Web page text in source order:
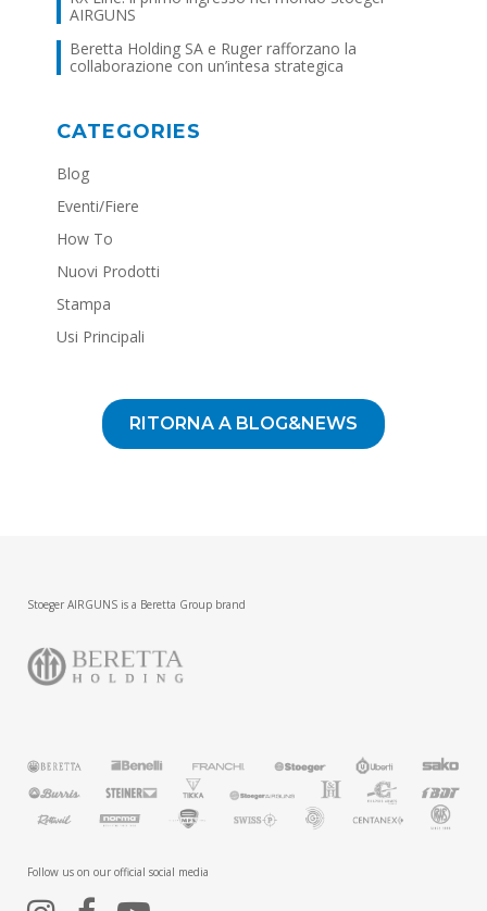
AIRGUNS
Beretta Holding SA e Ruger rafforzano la
collaborazione con un’intesa strategica
CATEGORIES
Blog
Eventi/Fiere
How To
Nuovi Prodotti
Stampa
Usi Principali
RITORNA A BLOG&NEWS
Stoeger AIRGUNS is a Beretta Group brand
Follow us on our official social media